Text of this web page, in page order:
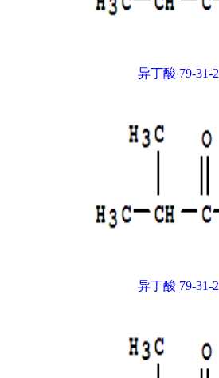
异丁酸 79-31-2
异丁酸 79-31-2